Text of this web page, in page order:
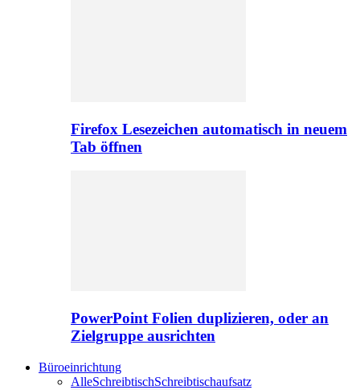
Firefox Lesezeichen automatisch in neuem
Tab öffnen
PowerPoint Folien duplizieren, oder an
Zielgruppe ausrichten
Büroeinrichtung
AlleSchreibtischSchreibtischaufsatz